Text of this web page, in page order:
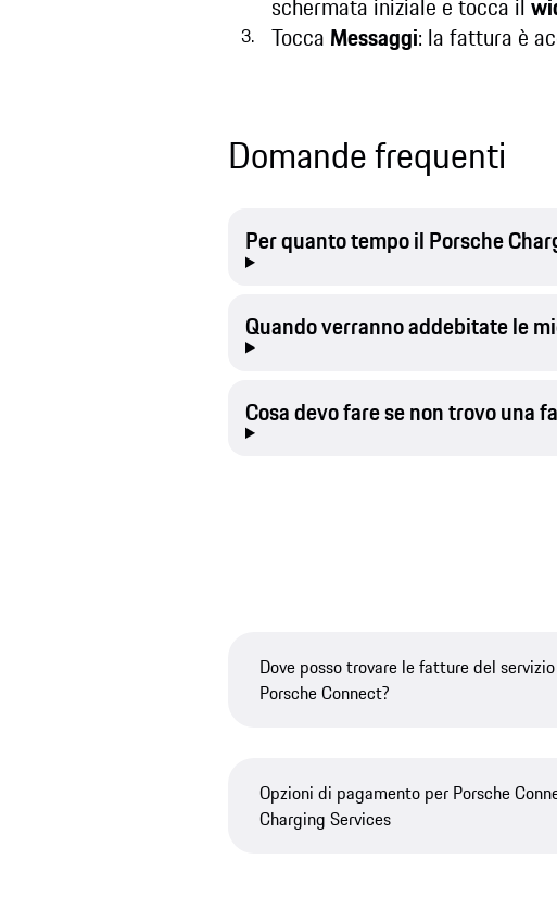
schermata iniziale e tocca il
Tocca Messaggi: la fattura è
Domande frequenti
Per quanto tempo il Porsche
Quando verranno addebitate le
Cosa devo fare se non trovo una
Dove posso trovare le fatture del servizio
Porsche Connect?
Opzioni di pagamento per Porsche
Charging Services